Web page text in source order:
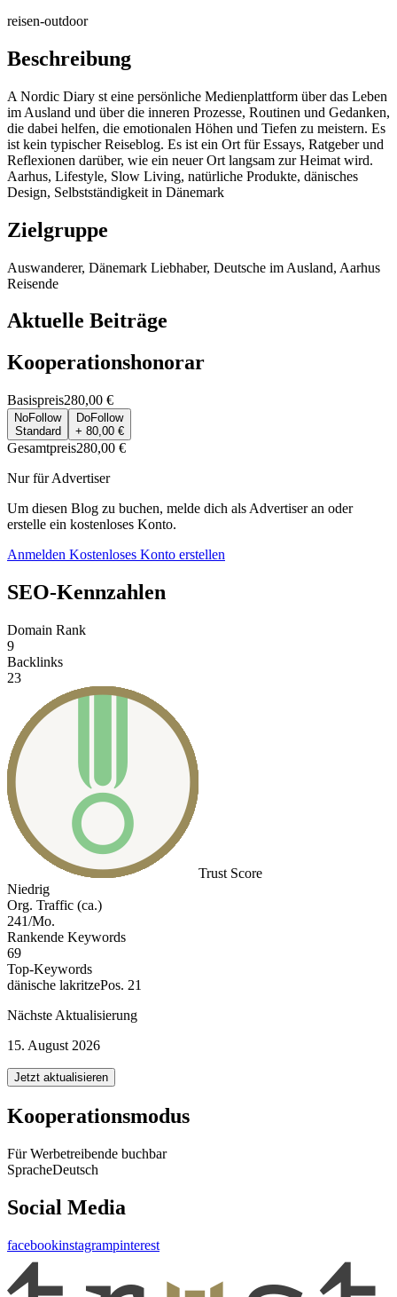
reisen-outdoor
Beschreibung
A Nordic Diary st eine persönliche Medienplattform über das Leben
im Ausland und über die inneren Prozesse, Routinen und Gedanken,
die dabei helfen, die emotionalen Höhen und Tiefen zu meistern. Es
ist kein typischer Reiseblog. Es ist ein Ort für Essays, Ratgeber und
Reflexionen darüber, wie ein neuer Ort langsam zur Heimat wird.
Aarhus, Lifestyle, Slow Living, natürliche Produkte, dänisches
Design, Selbstständigkeit in Dänemark
Zielgruppe
Auswanderer, Dänemark Liebhaber, Deutsche im Ausland, Aarhus
Reisende
Aktuelle Beiträge
Kooperationshonorar
Basispreis280,00 €
NoFollow
Standard
DoFollow
+ 80,00 €
Gesamtpreis280,00 €
Nur für Advertiser
Um diesen Blog zu buchen, melde dich als Advertiser an oder
erstelle ein kostenloses Konto.
Anmelden Kostenloses Konto erstellen
SEO-Kennzahlen
Domain Rank
9
Backlinks
23
Trust Score
Niedrig
Org. Traffic (ca.)
241/Mo.
Rankende Keywords
69
Top-Keywords
dänische lakritzePos. 21
Nächste Aktualisierung
15. August 2026
Jetzt aktualisieren
Kooperationsmodus
Für Werbetreibende buchbar
SpracheDeutsch
Social Media
facebookinstagrampinterest